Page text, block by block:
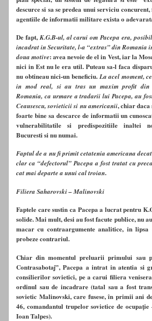
descurce si sa se predea unui serviciu
agentiile de informatii militare exista o
De fapt, K.G.B-ul, al carui om Pacepa era,
incadrat in Securitate, l-a “extras” din Romania
doua motive: avea nevoie de el in Vest, iar la
nici in Est nu le era util. Puteau sa-l faca
nu obtineau nici-un beneficiu. La acel moment,
in mod real, si au tras un maxim profit din
Romania, ca urmare a tradarii lui Pacepa, au
Ceausescu, sovieticii si nu americanii, chiar daca
foarte bine sa descarce de informatii un
vulnerabilitatile si predispozitiile inaltei
Bucuresti si nu numai.
Faptul de a nu fi primit cetatenia americana
clar ca “defectorul” Pacepa a fost tratat cu
cat mai departe a unui cal troian.
Filiera Saharovski – Malinovski
Faptele care sustin ca Pacepa a lucrat pentru
solide. Mai mult, desi au fost facute publice, nu
macar cu contraargumente analitice, in
probeze contrariul.
Chiar din momentul preluarii primului sau
Contrasabotaj”, Pacepa a intrat in atentia si
consilierilor sovietici, pe a carui filiera
ordinul sau de incadrare (tatal sau a fost
sovietic Malinovski, care fusese, în primii ani
46, comandantul trupelor sovietice de
Ioan Talpes).